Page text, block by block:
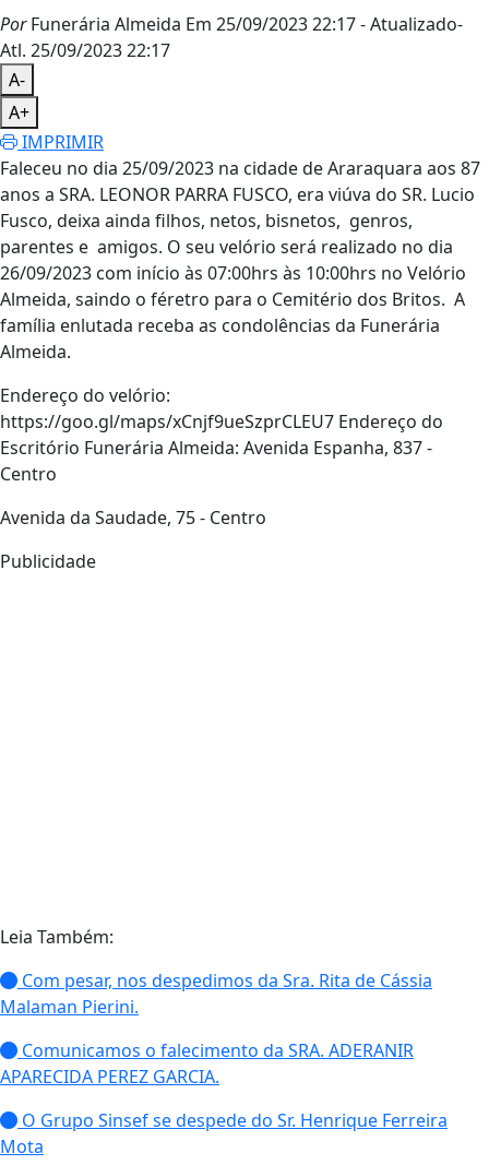
PorFunerária Almeida Em 25/09/2023 22:17- Atualizado-
Atl. 25/09/2023 22:17
A-
A+
IMPRIMIR
Faleceu no dia 25/09/2023 na cidade de Araraquara aos 87
anos a SRA. LEONOR PARRA FUSCO, era viúva do SR. Lucio
Fusco, deixa ainda filhos, netos, bisnetos, genros,
parentes e amigos. O seu velório será realizado no dia
26/09/2023 com início às 07:00hrs às 10:00hrs no Velório
Almeida, saindo o féretro para o Cemitério dos Britos. A
família enlutada receba as condolências da Funerária
Almeida.
Endereço do velório:
https://goo.gl/maps/xCnjf9ueSzprCLEU7 Endereço do
Escritório Funerária Almeida: Avenida Espanha, 837 -
Centro
Avenida da Saudade, 75 - Centro
Publicidade
Leia Também:
Com pesar, nos despedimos da Sra. Rita de Cássia
Malaman Pierini.
Comunicamos o falecimento da SRA. ADERANIR
APARECIDA PEREZ GARCIA.
O Grupo Sinsef se despede do Sr. Henrique Ferreira
Mota